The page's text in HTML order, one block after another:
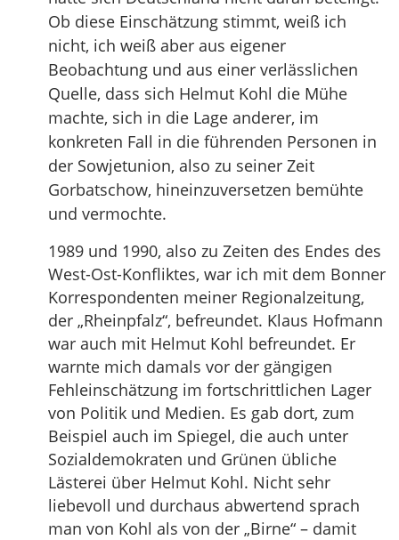
Ob diese Einschätzung stimmt, weiß ich
nicht, ich weiß aber aus eigener
Beobachtung und aus einer verlässlichen
Quelle, dass sich Helmut Kohl die Mühe
machte, sich in die Lage anderer, im
konkreten Fall in die führenden Personen in
der Sowjetunion, also zu seiner Zeit
Gorbatschow, hineinzuversetzen bemühte
und vermochte.
1989 und 1990, also zu Zeiten des Endes des
West-Ost-Konfliktes, war ich mit dem Bonner
Korrespondenten meiner Regionalzeitung,
der „Rheinpfalz“, befreundet. Klaus Hofmann
war auch mit Helmut Kohl befreundet. Er
warnte mich damals vor der gängigen
Fehleinschätzung im fortschrittlichen Lager
von Politik und Medien. Es gab dort, zum
Beispiel auch im Spiegel, die auch unter
Sozialdemokraten und Grünen übliche
Lästerei über Helmut Kohl. Nicht sehr
liebevoll und durchaus abwertend sprach
man von Kohl als von der „Birne“ – damit